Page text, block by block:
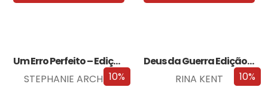
10%
Um Erro Perfeito – Edição com EDGES
STEPHANIE ARCHER
10%
Deus da Guerra Edição com EDGES
RINA KENT